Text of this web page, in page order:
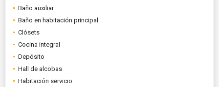
Baño auxiliar
Baño en habitación principal
Clósets
Cocina integral
Depósito
Hall de alcobas
Habitación servicio